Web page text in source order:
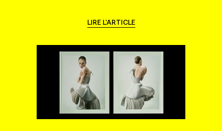
LIRE L'ARTICLE